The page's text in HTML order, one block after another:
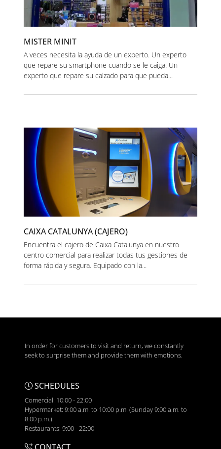
MISTER MINIT
A veces necesita la ayuda de un experto. Un experto
que repare su smartphone cuando se le caiga. Un
experto que repare su calzado para que pueda...
CAIXA CATALUNYA (CAJERO)
Encuentra el cajero de Caixa Catalunya en nuestro
centro comercial para realizar todas tus gestiones de
forma rápida y segura. Equipado con la...
In order for customers to visit and return, we constantly
seek to surprise them and provide them with emotions.
SCHEDULES
Comercial: 10:00 - 22:00
Hypermarket: 9:00 a.m. to 10:00 p.m. (Sunday 9:00 a.m. to
8:00 p.m.)
Restaurants: 9:00 - 22:00